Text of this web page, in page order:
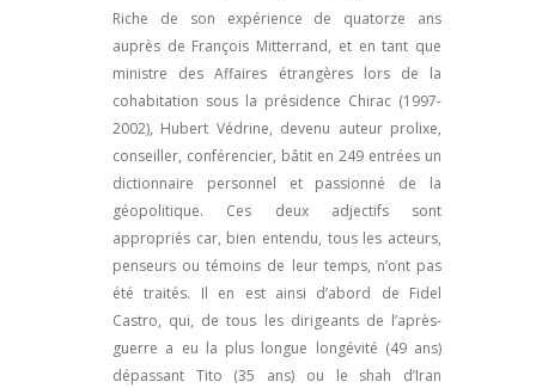
Riche de son expérience de quatorze ans
auprès de François Mitterrand, et en tant que
ministre des Affaires étrangères lors de la
cohabitation sous la présidence Chirac (1997-
2002), Hubert Védrine, devenu auteur prolixe,
conseiller, conférencier, bâtit en 249 entrées un
dictionnaire personnel et passionné de la
géopolitique. Ces deux adjectifs sont
appropriés car, bien entendu, tous les acteurs,
penseurs ou témoins de leur temps, n’ont pas
été traités. Il en est ainsi d’abord de Fidel
Castro, qui, de tous les dirigeants de l’après-
guerre a eu la plus longue longévité (49 ans)
dépassant Tito (35 ans) ou le shah d’Iran